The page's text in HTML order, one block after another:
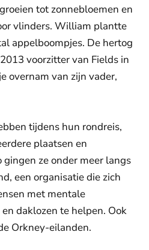
tot zonnebloemen en
vlinders. William plantte
appelboompjes. De hertog
voorzitter van Fields in
overnam van zijn vader,
tijdens hun rondreis,
plaatsen en
gingen ze onder meer langs
een organisatie die zich
met mentale
daklozen te helpen. Ook
Orkney-eilanden.